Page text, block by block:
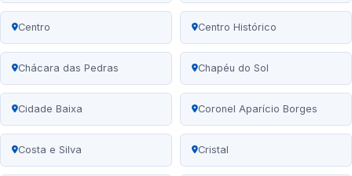
Centro Centro Histórico
Chácara das Pedras Chapéu do Sol
Cidade Baixa Coronel Aparício Borges
Costa e Silva Cristal